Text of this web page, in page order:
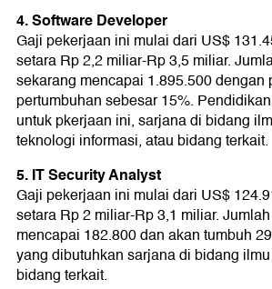
4. Software Developer
Gaji pekerjaan ini mulai dari US$
setara Rp 2,2 miliar-Rp 3,5 miliar.
sekarang mencapai 1.895.500 dengan
pertumbuhan sebesar 15%.
untuk pkerjaan ini, sarjana di bidang
teknologi informasi, atau bidang terkait.
5. IT Security Analyst
Gaji pekerjaan ini mulai dari US$
setara Rp 2 miliar-Rp 3,1 miliar.
mencapai 182.800 dan akan tumbuh
yang dibutuhkan sarjana di bidang
bidang terkait.